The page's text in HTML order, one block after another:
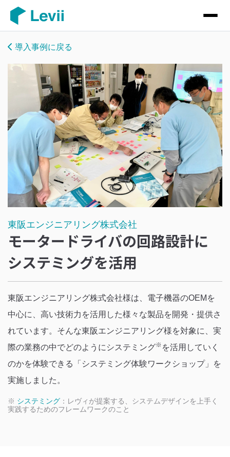
導入事例に戻る
東阪エンジニアリング株式会社
モータードライバの回路設計に
システミングを活用
東阪エンジニアリング株式会社様は、電子機器のOEMを
中心に、高い技術力を活用した様々な製品を開発・提供さ
れています。そんな東阪エンジニアリング様を対象に、実
際の業務の中でどのようにシステミング※ を活用していく
のかを体験できる「システミング体験ワークショップ」を
実施しました。
※ システミング ：レヴィが提案する、システムデザインを上手く
実践するためのフレームワークのこと